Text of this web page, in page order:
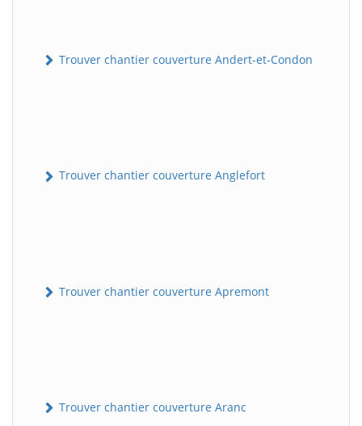
Trouver chantier couverture Andert-et-Condon
Trouver chantier couverture Anglefort
Trouver chantier couverture Apremont
Trouver chantier couverture Aranc